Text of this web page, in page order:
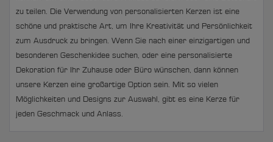
zu teilen. Die Verwendung von personalisierten Kerzen ist eine
schöne und praktische Art, um Ihre Kreativität und Persönlichkeit
zum Ausdruck zu bringen. Wenn Sie nach einer einzigartigen und
besonderen Geschenkidee suchen, oder eine personalisierte
Dekoration für Ihr Zuhause oder Büro wünschen, dann können
unsere Kerzen eine großartige Option sein. Mit so vielen
Möglichkeiten und Designs zur Auswahl, gibt es eine Kerze für
jeden Geschmack und Anlass.